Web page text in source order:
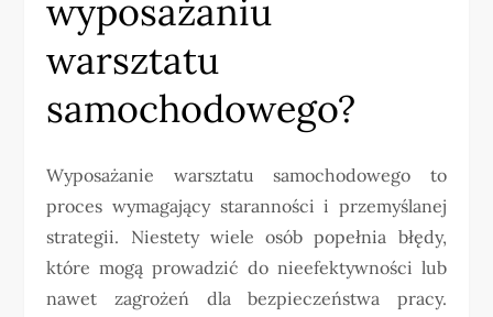
wyposażaniu
warsztatu
samochodowego?
Wyposażanie warsztatu samochodowego to
proces wymagający staranności i przemyślanej
strategii. Niestety wiele osób popełnia błędy,
które mogą prowadzić do nieefektywności lub
nawet zagrożeń dla bezpieczeństwa pracy.